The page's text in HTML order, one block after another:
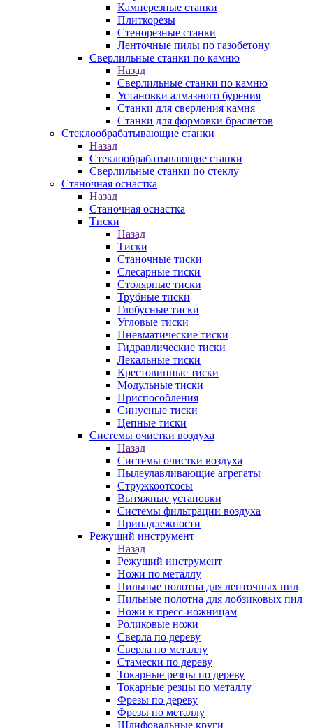
Камнерезные станки
Плиткорезы
Стенорезные станки
Ленточные пилы по газобетону
Сверлильные станки по камню
Назад
Сверлильные станки по камню
Установки алмазного бурения
Станки для сверления камня
Станки для формовки браслетов
Стеклообрабатывающие станки
Назад
Стеклообрабатывающие станки
Сверлильные станки по стеклу
Станочная оснастка
Назад
Станочная оснастка
Тиски
Назад
Тиски
Станочные тиски
Слесарные тиски
Столярные тиски
Трубные тиски
Глобусные тиски
Угловые тиски
Пневматические тиски
Гидравлические тиски
Лекальные тиски
Крестовинные тиски
Модульные тиски
Приспособления
Синусные тиски
Цепные тиски
Системы очистки воздуха
Назад
Системы очистки воздуха
Пылеулавливающие агрегаты
Стружкоотсосы
Вытяжные установки
Системы фильтрации воздуха
Принадлежности
Режущий инструмент
Назад
Режущий инструмент
Ножи по металлу
Пильные полотна для ленточных пил
Пильные полотна для лобзиковых пил
Ножи к пресс-ножницам
Роликовые ножи
Сверла по дереву
Сверла по металлу
Стамески по дереву
Токарные резцы по дереву
Токарные резцы по металлу
Фрезы по дереву
Фрезы по металлу
Шлифовальные круги